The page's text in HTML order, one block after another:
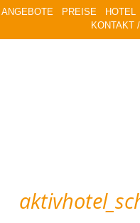
ANGEBOTE PREISE HOTEL
KONTAKT